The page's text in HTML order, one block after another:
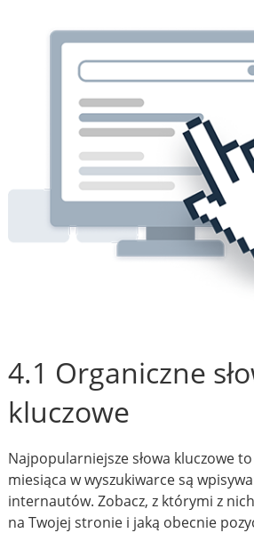
4.1 Organiczne
kluczowe
Najpopularniejsze słowa kluczowe
miesiąca w wyszukiwarce są
internautów. Zobacz, z którymi z
na Twojej stronie i jaką obecnie